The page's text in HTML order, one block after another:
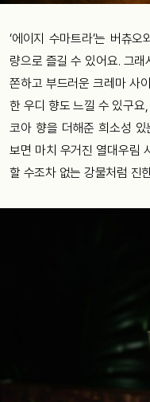
‘에이지 수마트라’는 버츄
량으로 즐길 수 있어요. 그
쫀하고 부드러운 크레마 사
한 우디 향도 느낄 수 있구요
코아 향을 더해준 희소성
보면 마치 우거진 열대우림
할 수조차 없는 강물처럼 진